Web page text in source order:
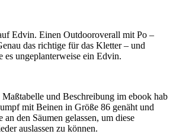
Edvin. Einen Outdooroverall mit Po –
das richtige für das Kletter – und
ungeplanterweise ein Edvin.
und Beschreibung im ebook hab
mit Beinen in Größe 86 genäht und
an den Säumen gelassen, um diese
auslassen zu können.